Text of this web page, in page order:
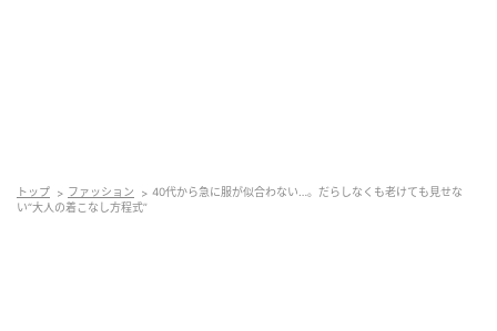
トップ ファッション
40代から急に服が似合わない…。だらしなくも老けても見せな
い“大人の着こなし方程式”